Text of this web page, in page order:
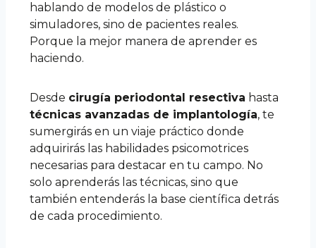
hablando de modelos de plástico o
simuladores, sino de pacientes reales.
Porque la mejor manera de aprender es
haciendo.
Desde cirugía periodontal resectiva hasta
técnicas avanzadas de implantología, te
sumergirás en un viaje práctico donde
adquirirás las habilidades psicomotrices
necesarias para destacar en tu campo. No
solo aprenderás las técnicas, sino que
también entenderás la base científica detrás
de cada procedimiento.